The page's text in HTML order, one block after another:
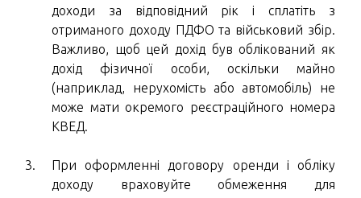
доходи за відповідний рік і сплатіть з
отриманого доходу ПДФО та військовий збір.
Важливо, щоб цей дохід був облікований як
дохід фізичної особи, оскільки майно
(наприклад, нерухомість або автомобіль) не
може мати окремого реєстраційного номера
КВЕД.
При оформленні договору оренди і обліку
доходу враховуйте обмеження для